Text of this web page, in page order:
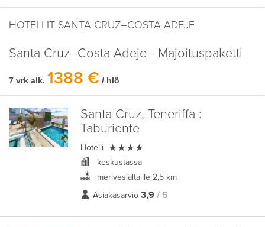
HOTELLIT SANTA CRUZ–COSTA ADEJE
Santa Cruz–Costa Adeje - Majoituspaketti
7 vrk alk. 1388 € / hlö
Santa Cruz, Teneriffa :
Taburiente
Hotelli 
keskustassa
merivesialtaille 2,5 km
Asiakasarvio 3,9 / 5